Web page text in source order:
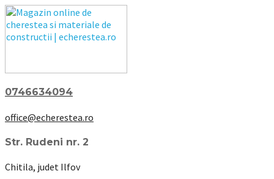
0746634094
office@echerestea.ro
Str. Rudeni nr. 2
Chitila, judet Ilfov